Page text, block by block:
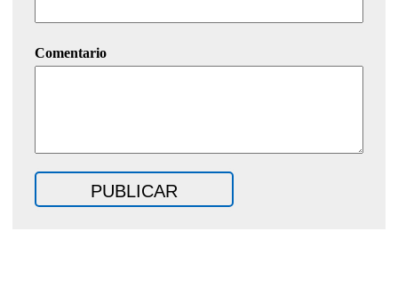
Comentario